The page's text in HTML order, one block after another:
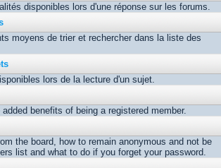
disponibles lors d'une réponse sur les forums.
moyens de trier et rechercher dans la liste des
lors de la lecture d'un sujet.
benefits of being a registered member.
the board, how to remain anonymous and not be
list and what to do if you forget your password.